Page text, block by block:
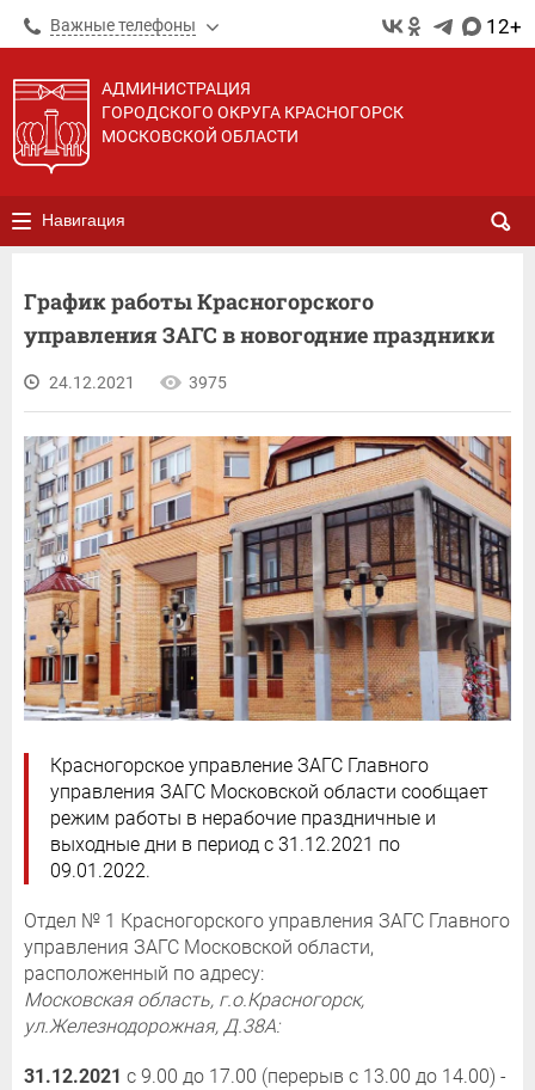
Важные телефоны 12+
АДМИНИСТРАЦИЯ
ГОРОДСКОГО ОКРУГА КРАСНОГОРСК
МОСКОВСКОЙ ОБЛАСТИ
Навигация
График работы Красногорского
управления ЗАГС в новогодние праздники
24.12.2021 3975
Красногорское управление ЗАГС Главного
управления ЗАГС Московской области сообщает
режим работы в нерабочие праздничные и
выходные дни в период с 31.12.2021 по
09.01.2022.
Отдел № 1 Красногорского управления ЗАГС Главного
управления ЗАГС Московской области,
расположенный по адресу:
Московская область, г.о.Красногорск,
ул.Железнодорожная, Д.38А:
31.12.2021 с 9.00 до 17.00 (перерыв с 13.00 до 14.00) -